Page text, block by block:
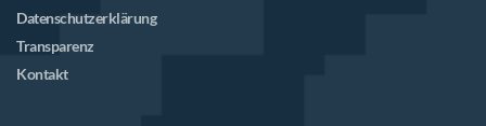
Datenschutzerklärung
Transparenz
Kontakt